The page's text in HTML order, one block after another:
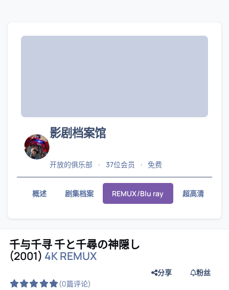
影剧档案馆
开放的俱乐部 37位会员 免费
概述 剧集档案 REMUX/Blu ray 超高清
千与千寻 千と千尋の神隠し
(2001) 4K REMUX
(0篇评论)
分享 粉丝